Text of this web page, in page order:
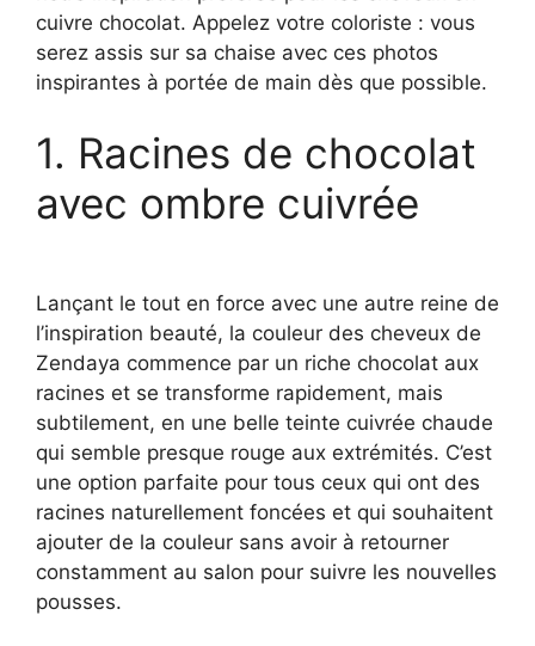
cuivre chocolat. Appelez votre coloriste : vous
serez assis sur sa chaise avec ces photos
inspirantes à portée de main dès que possible.
1. Racines de chocolat
avec ombre cuivrée
Lançant le tout en force avec une autre reine de
l’inspiration beauté, la couleur des cheveux de
Zendaya commence par un riche chocolat aux
racines et se transforme rapidement, mais
subtilement, en une belle teinte cuivrée chaude
qui semble presque rouge aux extrémités. C’est
une option parfaite pour tous ceux qui ont des
racines naturellement foncées et qui souhaitent
ajouter de la couleur sans avoir à retourner
constamment au salon pour suivre les nouvelles
pousses.